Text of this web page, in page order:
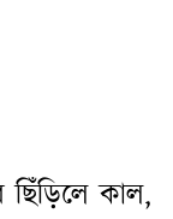
কাল,